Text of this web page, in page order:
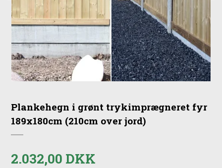
Plankehegn i grønt trykimprægneret fyr
189x180cm (210cm over jord)
2.032,00 DKK